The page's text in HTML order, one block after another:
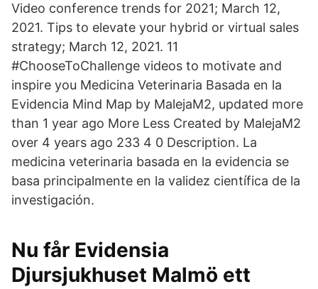
Video conference trends for 2021; March 12,
2021. Tips to elevate your hybrid or virtual sales
strategy; March 12, 2021. 11
#ChooseToChallenge videos to motivate and
inspire you Medicina Veterinaria Basada en la
Evidencia Mind Map by MalejaM2, updated more
than 1 year ago More Less Created by MalejaM2
over 4 years ago 233 4 0 Description. La
medicina veterinaria basada en la evidencia se
basa principalmente en la validez científica de la
investigación.
Nu får Evidensia
Djursjukhuset Malmö ett